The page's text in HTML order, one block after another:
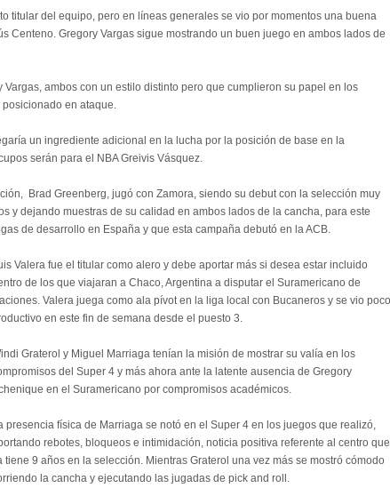
titular del equipo, pero en líneas generales se vio por momentos una buena
Centeno. Gregory Vargas sigue mostrando un buen juego en ambos lados de
ambos con un estilo distinto pero que cumplieron su papel en los
en ataque.
un ingrediente adicional en la lucha por la posición de base en la
serán para el NBA Greivis Vásquez.
Brad Greenberg, jugó con Zamora, siendo su debut con la selección muy
y dejando muestras de su calidad en ambos lados de la cancha, para este
de desarrollo en España y que esta campaña debutó en la ACB.
Valera fue el titular como alero y debe aportar más si desea estar incluido
de los que viajaran a Chaco, Argentina a disputar el Suramericano de
Valera juega como ala pívot en la liga local con Bucaneros y se vio poco
en este fin de semana desde el puesto 3.
Graterol y Miguel Marriaga tenían la misión de mostrar su valía en los
del Super 4 y más ahora ante la latente ausencia de Gregory
en el Suramericano por compromisos académicos.
presencia física de Marriaga se notó en el Super 4 en los juegos que realizó,
rebotes, bloqueos e intimidación, noticia positiva referente al centro que
tiene 9 años en la selección. Mientras Graterol una vez más se mostró cómodo
la cancha y ejecutando las jugadas de pick and roll.